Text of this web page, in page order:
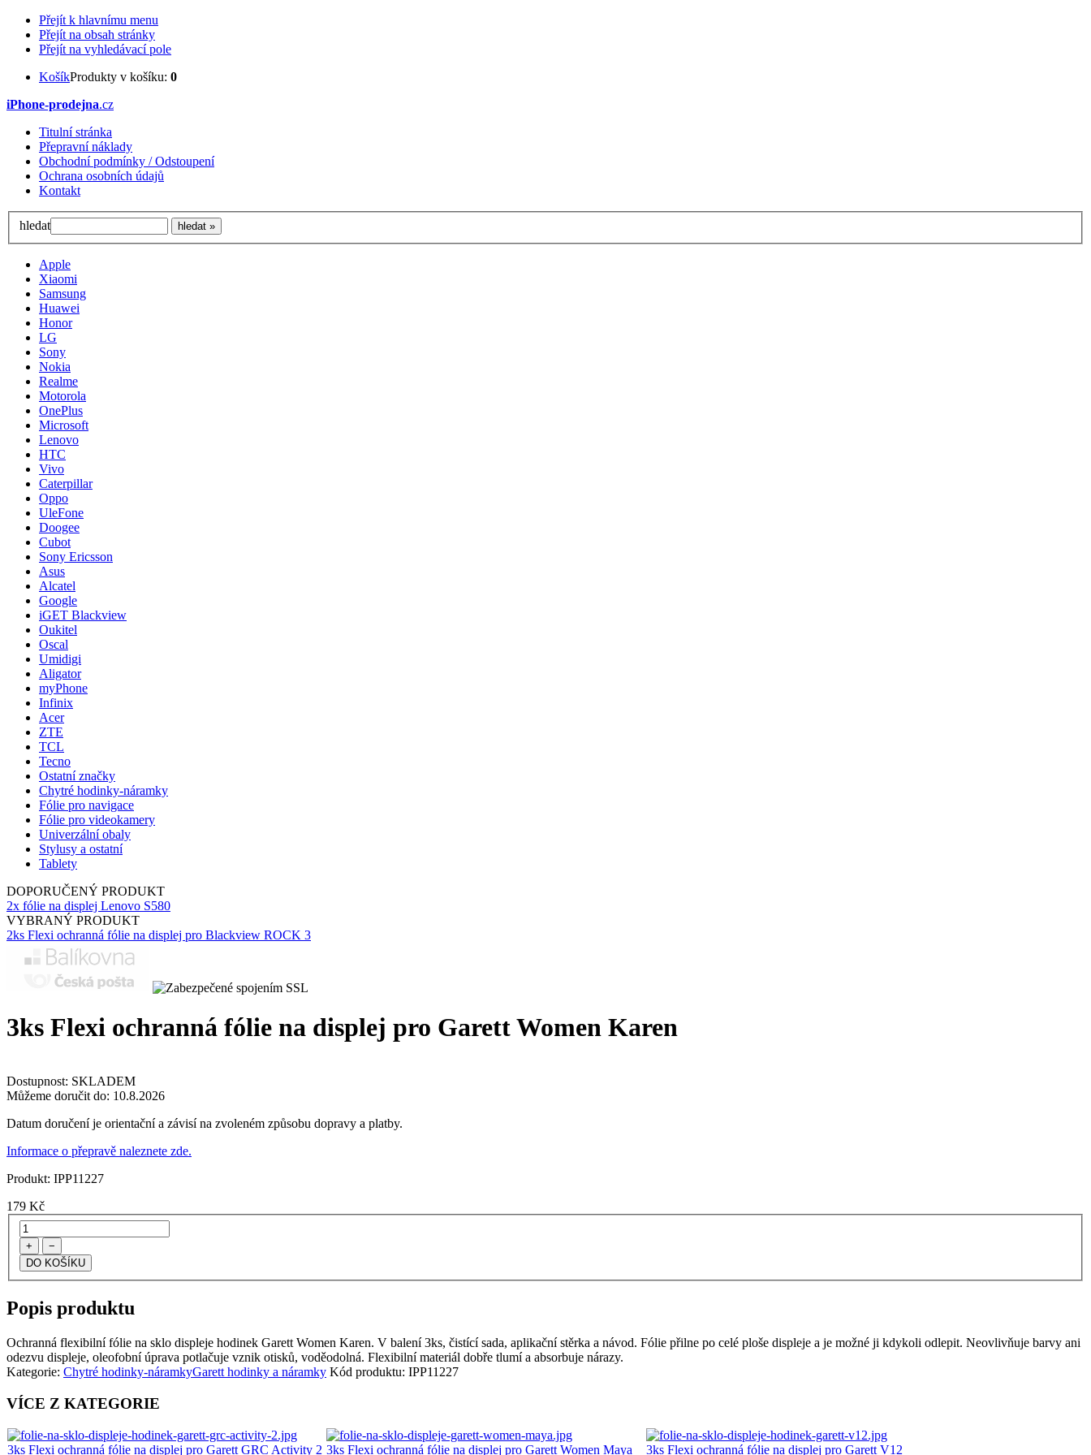
Přejít k hlavnímu menu
Přejít na obsah stránky
Přejít na vyhledávací pole
KošíkProdukty v košíku: 0
iPhone-prodejna.cz
Titulní stránka
Přepravní náklady
Obchodní podmínky / Odstoupení
Ochrana osobních údajů
Kontakt
hledat
Apple
Xiaomi
Samsung
Huawei
Honor
LG
Sony
Nokia
Realme
Motorola
OnePlus
Microsoft
Lenovo
HTC
Vivo
Caterpillar
Oppo
UleFone
Doogee
Cubot
Sony Ericsson
Asus
Alcatel
Google
iGET Blackview
Oukitel
Oscal
Umidigi
Aligator
myPhone
Infinix
Acer
ZTE
TCL
Tecno
Ostatní značky
Chytré hodinky-náramky
Fólie pro navigace
Fólie pro videokamery
Univerzální obaly
Stylusy a ostatní
Tablety
DOPORUČENÝ PRODUKT
2x fólie na displej Lenovo S580
VYBRANÝ PRODUKT
2ks Flexi ochranná fólie na displej pro Blackview ROCK 3
3ks Flexi ochranná fólie na displej pro Garett Women Karen
Dostupnost: SKLADEM
Můžeme doručit do: 10.8.2026
Datum doručení je orientační a závisí na zvoleném způsobu dopravy a platby.
Informace o přepravě naleznete zde.
Produkt: IPP11227
179 Kč
+ −
Popis produktu
Ochranná flexibilní fólie na sklo displeje hodinek Garett Women Karen. V balení 3ks, čistící sada, aplikační stěrka a návod. Fólie přilne po celé ploše displeje a je možné ji kdykoli odlepit. Neovlivňuje barvy ani
odezvu displeje, oleofobní úprava potlačuje vznik otisků, voděodolná. Flexibilní materiál dobře tlumí a absorbuje nárazy.
Kategorie: Chytré hodinky-náramkyGarett hodinky a náramky Kód produktu: IPP11227
VÍCE Z KATEGORIE
3ks Flexi ochranná fólie na displej pro Garett GRC Activity 2 3ks Flexi ochranná fólie na displej pro Garett Women Maya 3ks Flexi ochranná fólie na displej pro Garett V12